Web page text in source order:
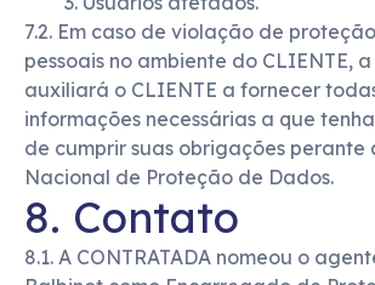
7.2. Em caso de violação de
pessoais no ambiente do CLIENTE, a
auxiliará o CLIENTE a fornecer
informações necessárias a que
de cumprir suas obrigações
Nacional de Proteção de Dados.
8. Contato
8.1. A CONTRATADA nomeou o